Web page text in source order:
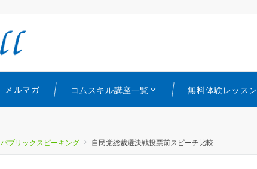
メルマガ コムスキル講座一覧 無料体験レッスン
パブリックスピーキング 自民党総裁選決戦投票前スピーチ比較